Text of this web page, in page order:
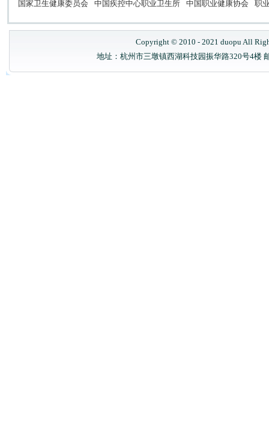
国家卫生健康委员会 中国疾控中心职业卫生所 中国职业健康协会 职
Copyright © 2010 - 2021 duopu All
地址：杭州市三墩镇西湖科技园振华路320号4楼